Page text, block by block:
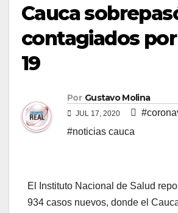
Cauca
contagiados
19
Por Gustavo Molina
JUL 17, 2020
#noticias cauca
El Instituto Nacional de Salud
934 casos nuevos, donde el